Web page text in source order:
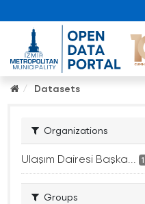
Datasets
Organizations
Ulaşım Dairesi Başka... 1
Groups